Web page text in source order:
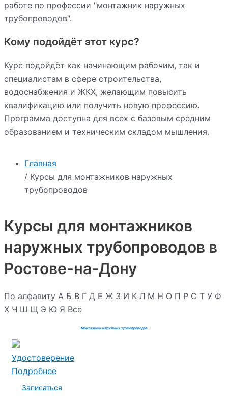
Главная
/ Курсы для монтажников наружных
трубопроводов
Курсы для монтажников
наружных трубопроводов в
Ростове-на-Дону
По алфавиту А Б В Г Д Е Ж З И К Л М Н О П Р С Т У Ф
Х Ч Ш Щ Э Ю Я Все
Монтажник наружных трубопроводов
Удостоверение
Подробнее
Записаться
работе по профессии "монтажник наружных
трубопроводов".
Кому подойдёт этот курс?
Курс подойдёт как начинающим рабочим, так и
специалистам в сфере строительства,
водоснабжения и ЖКХ, желающим повысить
квалификацию или получить новую профессию.
Программа доступна для всех с базовым средним
образованием и техническим складом мышления.